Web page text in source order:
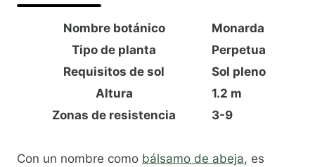
Nombre botánico
Monarda
Tipo de planta
Perpetua
Requisitos de sol
Sol pleno
Altura
1.2 m
Zonas de resistencia
3-9
Con un nombre como bálsamo de abeja, es